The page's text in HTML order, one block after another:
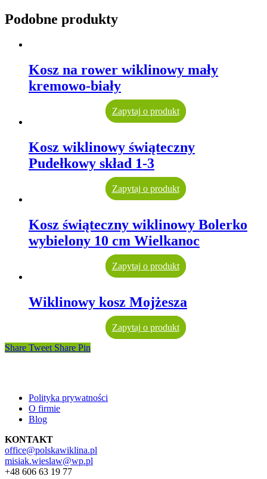
Podobne produkty
Kosz na rower wiklinowy mały
kremowo-biały
Zapytaj o produkt
Kosz wiklinowy świąteczny
Pudełkowy skład 1-3
Zapytaj o produkt
Kosz świąteczny wiklinowy Bolerko
wybielony 10 cm Wielkanoc
Zapytaj o produkt
Wiklinowy kosz Mojżesza
Zapytaj o produkt
Share Tweet Share Pin
Polityka prywatności
O firmie
Blog
KONTAKT
office@polskawiklina.pl
misiak.wieslaw@wp.pl
+48 606 63 19 77